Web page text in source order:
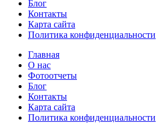
Блог
Контакты
Карта сайта
Политика конфиденциальности
Главная
О нас
Фотоотчеты
Блог
Контакты
Карта сайта
Политика конфиденциальности